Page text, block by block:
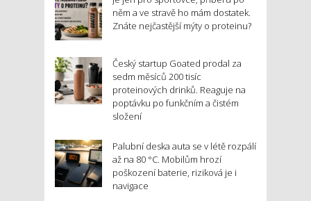
něm a ve stravě ho mám dostatek.
Znáte nejčastější mýty o proteinu?
Český startup Goated prodal za
sedm měsíců 200 tisíc
proteinových drinků. Reaguje na
poptávku po funkčním a čistém
složení
Palubní deska auta se v létě rozpálí
až na 80 °C. Mobilům hrozí
poškození baterie, riziková je i
navigace